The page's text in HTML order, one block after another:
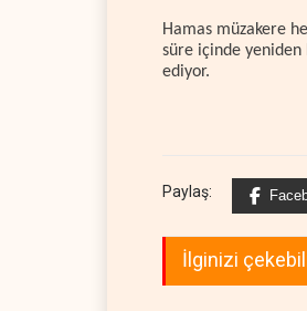
Hamas müzakere
süre içinde yeniden
ediyor.
Paylaş:
İlginizi